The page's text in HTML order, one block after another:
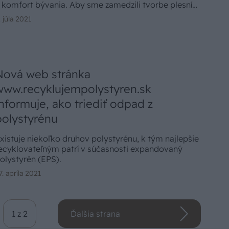
komfort bývania. Aby sme zamedzili tvorbe plesní
povrchu vnútornej konštrukcie, predĺžili jej
životnosť a zlepšili tepelnoizolačné vlastnosti, je
júla 2021
web stránka
ako triediť odpad z
niekoľko druhov polystyrénu, k tým najlepšie
patrí v súčasnosti expandovaný
(EPS).
apríla 2021
1 z 2 Ďalšia strana